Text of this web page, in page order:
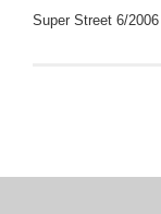
Super Street 6/